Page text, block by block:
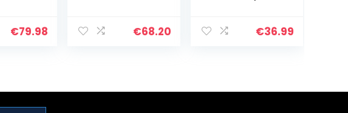
cm
€79.98
helder/zwart,
€68.20
plantenrek, €36.99